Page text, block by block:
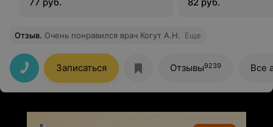
взрослых
взрослых
Отзыв. Очень понравился врач Когут А.Н. Еще
Записаться Отзывы9239 Все